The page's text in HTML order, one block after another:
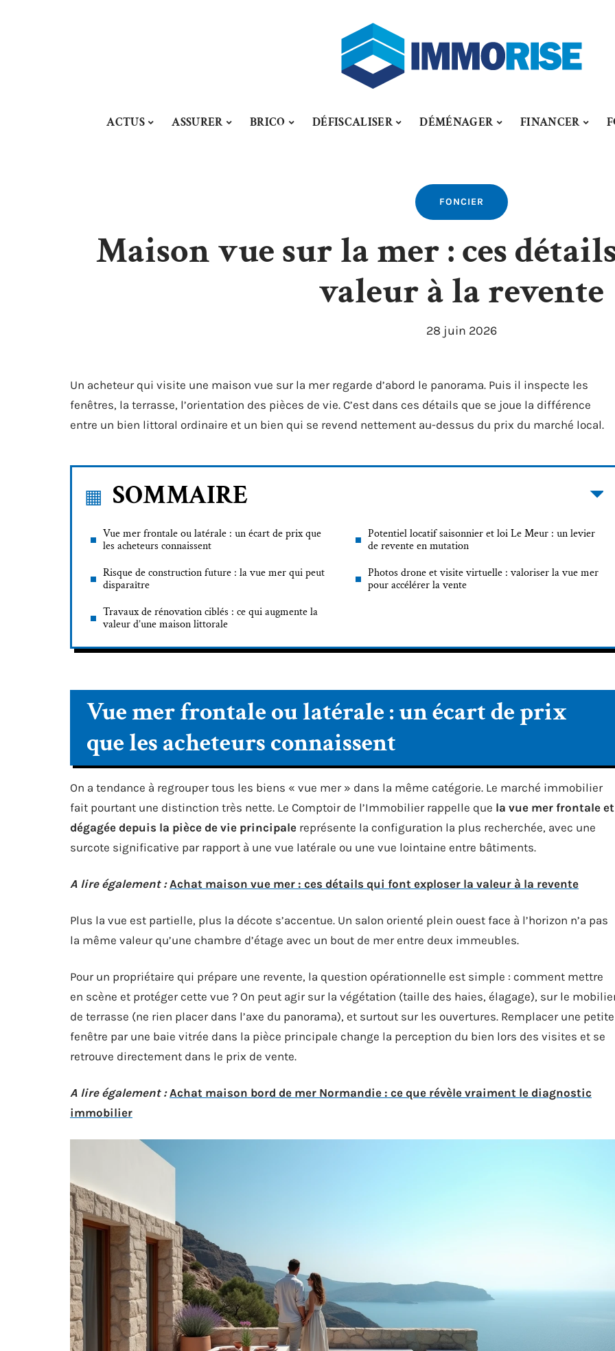
ACTUS ASSURER BRICO DÉFISCALISER DÉMÉNAGER FINANCER
FONCIER
Maison vue sur la mer : ces
valeur à la revente
28 juin 2026
Un acheteur qui visite une maison vue sur la mer regarde d’abord le panorama. Puis il inspecte les
fenêtres, la terrasse, l’orientation des pièces de vie. C’est dans ces détails que se joue la différence
entre un bien littoral ordinaire et un bien qui se revend nettement au-dessus du prix du marché local.
SOMMAIRE
Vue mer frontale ou latérale : un écart de prix que
les acheteurs connaissent
Risque de construction future : la vue mer qui peut
disparaître
Travaux de rénovation ciblés : ce qui augmente la
valeur d’une maison littorale
Potentiel locatif saisonnier et loi Le Meur : un levier
de revente en mutation
Photos drone et visite virtuelle : valoriser la vue mer
pour accélérer la vente
Vue mer frontale ou latérale : un écart de prix
que les acheteurs connaissent
On a tendance à regrouper tous les biens « vue mer » dans la même catégorie. Le marché immobilier
fait pourtant une distinction très nette. Le Comptoir de l’Immobilier rappelle que la vue mer frontale et
dégagée depuis la pièce de vie principale représente la configuration la plus recherchée, avec une
surcote significative par rapport à une vue latérale ou une vue lointaine entre bâtiments.
A lire également : Achat maison vue mer : ces détails qui font exploser la valeur à la revente
Plus la vue est partielle, plus la décote s’accentue. Un salon orienté plein ouest face à l’horizon n’a pas
la même valeur qu’une chambre d’étage avec un bout de mer entre deux immeubles.
Pour un propriétaire qui prépare une revente, la question opérationnelle est simple : comment mettre
en scène et protéger cette vue ? On peut agir sur la végétation (taille des haies, élagage), sur le
de terrasse (ne rien placer dans l’axe du panorama), et surtout sur les ouvertures. Remplacer une petite
fenêtre par une baie vitrée dans la pièce principale change la perception du bien lors des visites et se
retrouve directement dans le prix de vente.
A lire également : Achat maison bord de mer Normandie : ce que révèle vraiment le diagnostic
immobilier